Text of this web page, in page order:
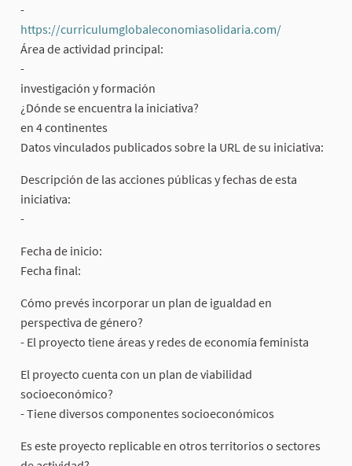
-
https://curriculumglobaleconomiasolidaria.com/
Área de actividad principal:
-
investigación y formación
¿Dónde se encuentra la iniciativa?
en 4 continentes
Datos vinculados publicados sobre la URL de su iniciativa:
Descripción de las acciones públicas y fechas de esta
iniciativa:
-
Fecha de inicio:
Fecha final:
Cómo prevés incorporar un plan de igualdad en
perspectiva de género?
- El proyecto tiene áreas y redes de economía feminista
El proyecto cuenta con un plan de viabilidad
socioeconómico?
- Tiene diversos componentes socioeconómicos
Es este proyecto replicable en otros territorios o sectores